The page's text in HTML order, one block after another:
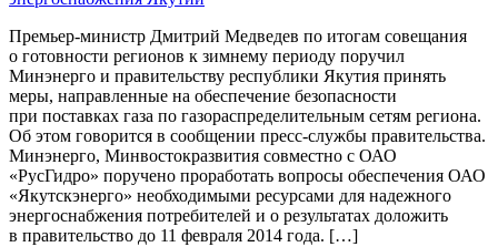
Премьер-министр Дмитрий Медведев по итогам совещания
о готовности регионов к зимнему периоду поручил
Минэнерго и правительству республики Якутия принять
меры, направленные на обеспечение безопасности
при поставках газа по газораспределительным сетям региона.
Об этом говорится в сообщении пресс-службы правительства.
Минэнерго, Минвостокразвития совместно с ОАО
«РусГидро» поручено проработать вопросы обеспечения ОАО
«Якутскэнерго» необходимыми ресурсами для надежного
энергоснабжения потребителей и о результатах доложить
в правительство до 11 февраля 2014 года. […]